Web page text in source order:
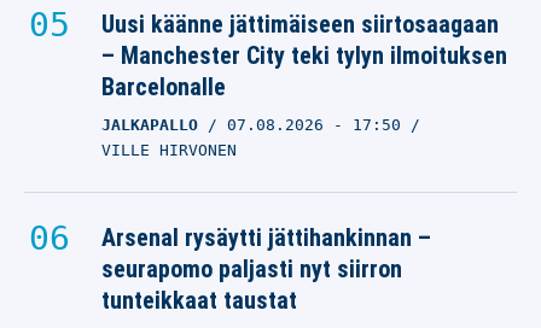
Uusi käänne jättimäiseen siirtosaagaan
– Manchester City teki tylyn ilmoituksen
Barcelonalle
JALKAPALLO 07.08.2026 - 17:50
VILLE HIRVONEN
Arsenal rysäytti jättihankinnan –
seurapomo paljasti nyt siirron
tunteikkaat taustat